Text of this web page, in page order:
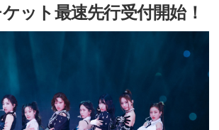
ット最速先行受付開始！